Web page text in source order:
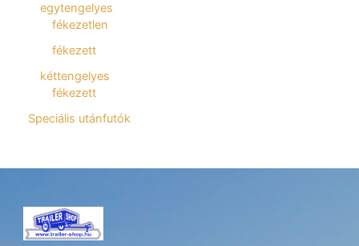
egytengelyes
fékezetlen
fékezett
kéttengelyes
fékezett
Speciális utánfutók